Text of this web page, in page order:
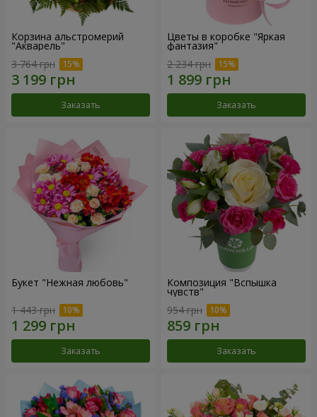
Корзина альстромерий
"Акварель"
3 764 грн
Заказать
Цветы в коробке "Яркая
фантазия"
2 234 грн
Заказать
Букет "Нежная любовь"
1 443 грн
Заказать
Композиция "Вспышка
чувств"
954 грн
Заказать